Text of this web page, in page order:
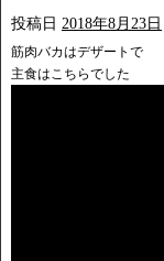
投稿日 2018年8月23日
筋肉バカはデザートで
主食はこちらでした